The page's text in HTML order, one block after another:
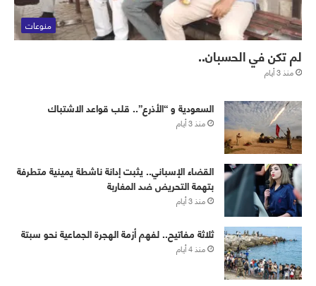
منوعات
لم تكن في الحسبان..
منذ 3 أيام
‏⁧‫السعودية‬⁩ و “الأذرع”.. قلب قواعد الاشتباك
منذ 3 أيام
القضاء الإسباني.. يثبت إدانة ناشطة يمينية متطرفة
بتهمة التحريض ضد المغاربة
منذ 3 أيام
ثلاثة مفاتيح.. لفهم أزمة الهجرة الجماعية نحو سبتة
منذ 4 أيام